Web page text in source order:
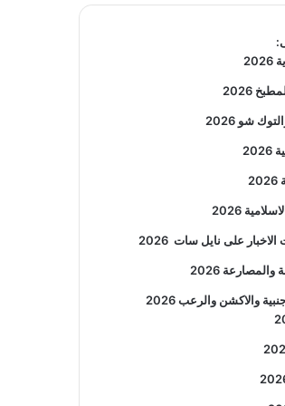
2026
شو 2026
2026
الاخبار على نايل سات2026
والمصارعة2026
والاكشن والرعب2026